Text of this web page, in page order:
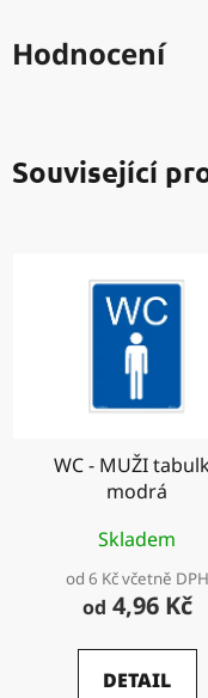
Hodnocení
Související
WC - MUŽI
modrá
Skladem
od 6 Kč včetně DPH
od 4,96 Kč
DETAIL